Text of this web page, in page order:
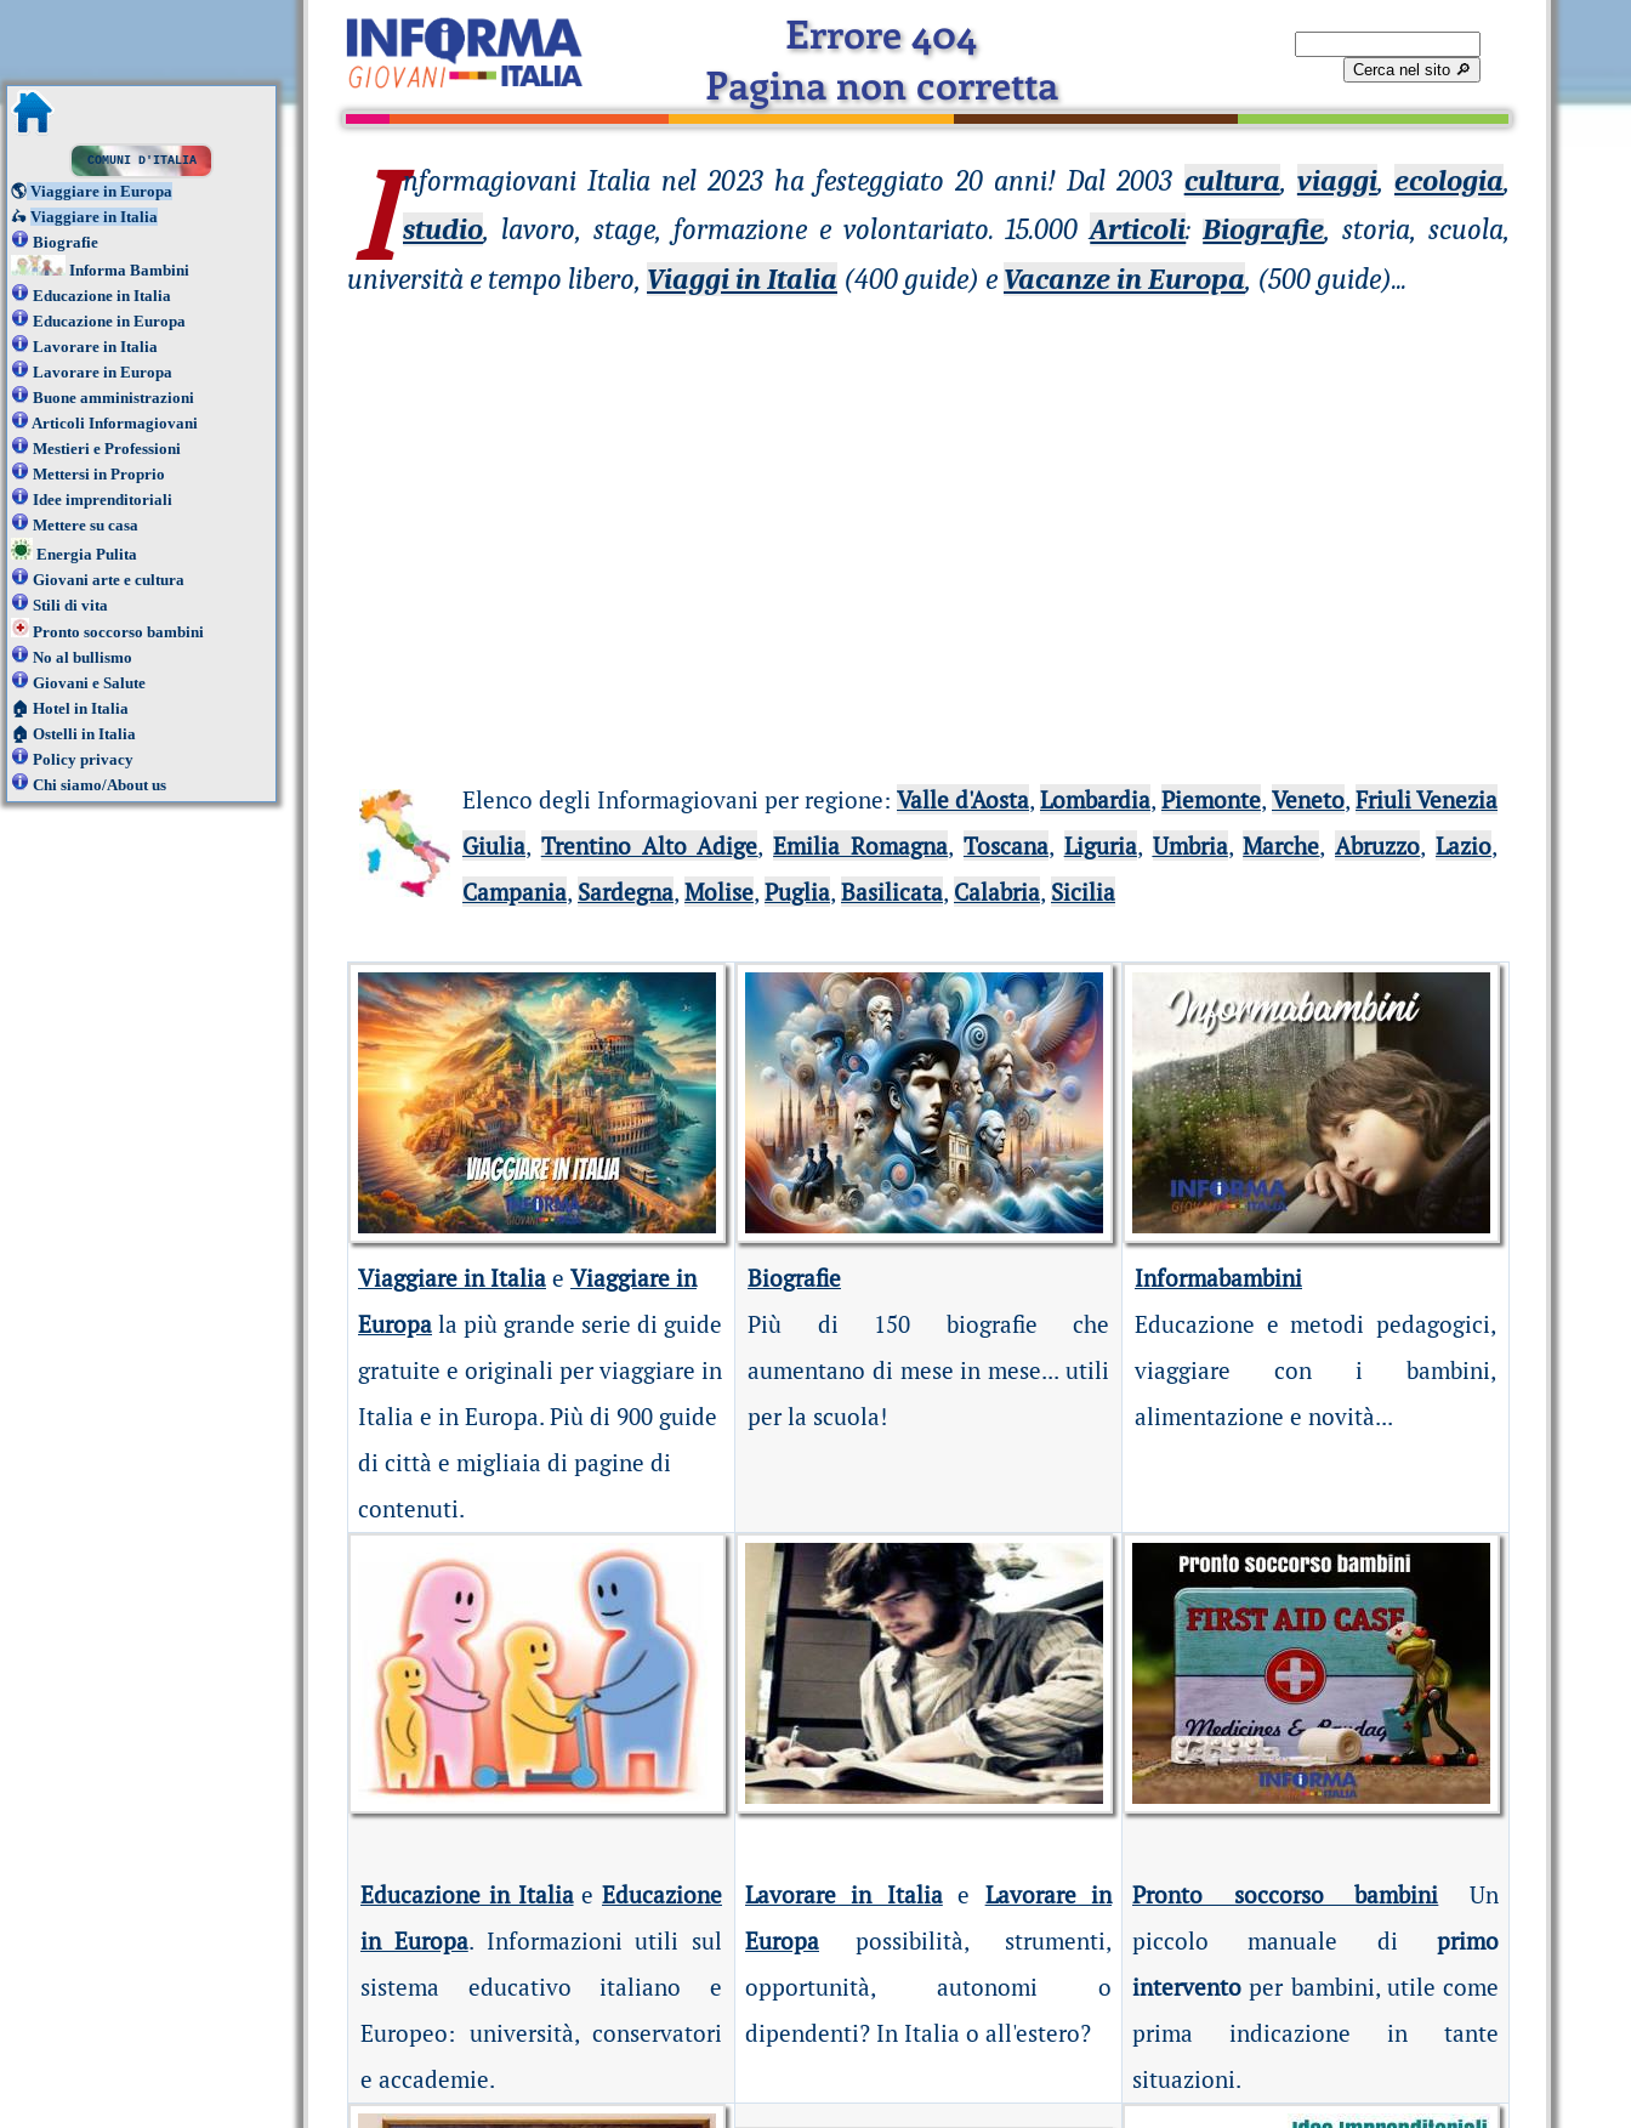
Errore 404
Pagina non corretta
Cerca nel sito 🔎︎
COMUNI D'ITALIA
🌎 Viaggiare in Europa
🛵 Viaggiare in Italia
Biografie
Informa Bambini
Educazione in Italia
Educazione in Europa
Lavorare in Italia
Lavorare in Europa
Buone amministrazioni
Articoli Informagiovani
Mestieri e Professioni
Mettersi in Proprio
Idee imprenditoriali
Mettere su casa
Energia Pulita
Giovani arte e cultura
Stili di vita
Pronto soccorso bambini
No al bullismo
Giovani e Salute
🏠 Hotel in Italia
🏠 Ostelli in Italia
Policy privacy
Chi siamo/About us
I nformagiovani Italia nel 2023 ha festeggiato 20 anni! Dal 2003 cultura, viaggi,ecologia,
studio, lavoro, stage, formazione e volontariato. 15.000Articoli:Biografie, storia, scuola,
università e tempo libero, Viaggi in Italia (400 guide) e Vacanze in Europa, (500 guide)...
Elenco degli Informagiovani per regione: Valle d'Aosta, Lombardia, Piemonte, Veneto, Friuli Venezia
Giulia, Trentino Alto Adige,Emilia Romagna, Toscana, Liguria, Umbria,Marche,Abruzzo,Lazio,
Campania, Sardegna, Molise, Puglia, Basilicata, Calabria, Sicilia
Viaggiare in Italia e Viaggiare in
Europa la più grande serie di guide
gratuite e originali per viaggiare in
Italia e in Europa. Più di 900 guide
di città e migliaia di pagine di
contenuti.
Biografie
Più di 150 biografie che
aumentano di mese in mese... utili
per la scuola!
Informabambini
Educazione e metodi pedagogici,
viaggiare con i bambini,
alimentazione e novità...
Educazione in Italiae Educazione
in Europa. Informazioni utili sul
sistema educativo italiano e
Europeo: università, conservatori
e accademie.
Lavorare in Italia e Lavorare in
Europa
possibilità, strumenti,
opportunità, autonomi o
dipendenti? In Italia o all'estero?
Pronto soccorso bambini Un
piccolo manuale di primo
intervento per bambini, utile come
prima indicazione in tante
situazioni.